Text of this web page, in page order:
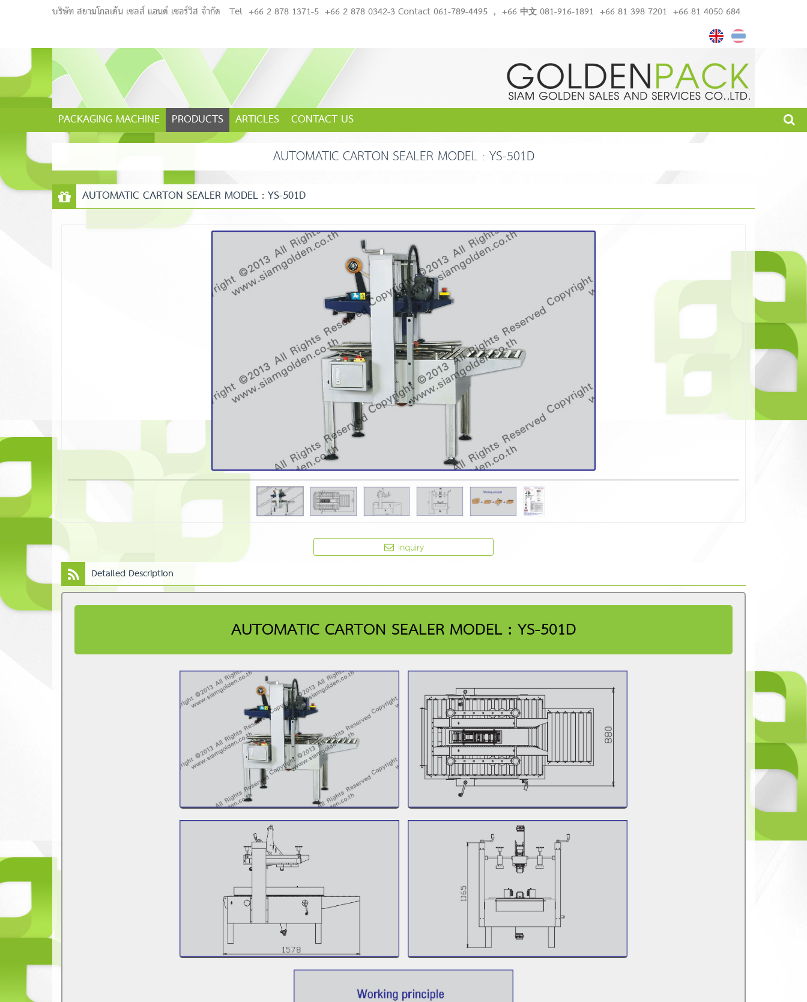
บริษัท สยามโกลเด้น เซลส์ แอนด์ เซอร์วิส จำกัด Tel +66 2 878 1371-5 +66 2 878 0342-3 Contact 061-789-4495 , +66 中文 081-916-1891 +66 81 398 7201 +66 81 4050 684
PACKAGING MACHINE PRODUCTS ARTICLES CONTACT US
AUTOMATIC CARTON SEALER MODEL : YS-501D
AUTOMATIC CARTON SEALER MODEL : YS-501D
Inquiry
Detailed Description
AUTOMATIC CARTON SEALER MODEL : YS-501D